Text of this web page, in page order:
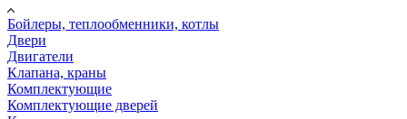
Бойлеры, теплообменники, котлы
Двери
Двигатели
Клапана, краны
Комплектующие
Комплектующие дверей